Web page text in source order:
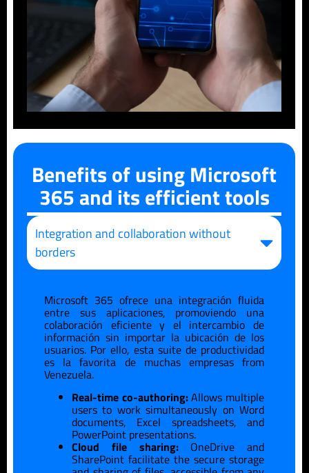
Benefits of using Microsoft
365 and its efficient tools
Integration and collaboration without
borders
Microsoft 365 ofrece una integración fluida
entre sus aplicaciones, promoviendo una
colaboración eficiente y el intercambio de
información sin importar la ubicación de los
usuarios. Por ello, esta suite de productividad
es la favorita de muchas empresasfrom
Venezuela.
Real-time co-authoring:Allows multiple
users to work simultaneously on Word
documents, Excel spreadsheets, and
PowerPoint presentations.
Cloud file sharing:OneDrive and
SharePoint facilitate the secure storage